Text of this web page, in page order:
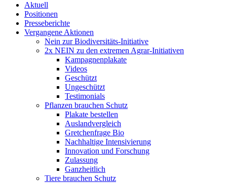
Aktuell
Positionen
Presseberichte
Vergangene Aktionen
Nein zur Biodiversitäts-Initiative
2x NEIN zu den extremen Agrar-Initiativen
Kampagnenplakate
Videos
Geschützt
Ungeschützt
Testimonials
Pflanzen brauchen Schutz
Plakate bestellen
Auslandvergleich
Gretchenfrage Bio
Nachhaltige Intensivierung
Innovation und Forschung
Zulassung
Ganzheitlich
Tiere brauchen Schutz